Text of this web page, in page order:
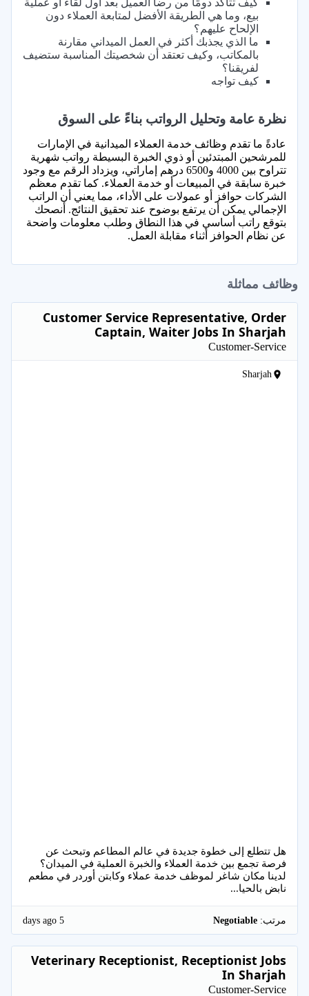
كيف تتأكد دومًا من رضا العميل بعد أول لقاء أو عملية
بيع، وما هي الطريقة الأفضل لمتابعة العملاء دون
الإلحاح عليهم؟
ما الذي يجذبك أكثر في العمل الميداني مقارنة
بالمكاتب، وكيف تعتقد أن شخصيتك المناسبة ستضيف
لفريقنا؟
كيف تواجه
نظرة عامة وتحليل الرواتب بناءً على السوق
عادةً ما تقدم وظائف خدمة العملاء الميدانية في الإمارات
للمرشحين المبتدئين أو ذوي الخبرة البسيطة رواتب شهرية
تتراوح بين 4000 و6500 درهم إماراتي، ويزداد الرقم مع وجود
خبرة سابقة في المبيعات أو خدمة العملاء. كما تقدم معظم
الشركات حوافز أو عمولات على الأداء، مما يعني أن الراتب
الإجمالي يمكن أن يرتفع بوضوح عند تحقيق النتائج. أنصحك
بتوقع راتب أساسي في هذا النطاق وطلب معلومات واضحة
عن نظام الحوافز أثناء مقابلة العمل.
وظائف مماثلة
Customer Service Representative, Order
Captain, Waiter Jobs In Sharjah
Customer-Service
Sharjah
هل تتطلع إلى خطوة جديدة في عالم المطاعم وتبحث عن
فرصة تجمع بين خدمة العملاء والخبرة العملية في الميدان؟
لدينا مكان شاغر لموظف خدمة عملاء وكابتن أوردر في مطعم
نابض بالحيا...
مرتب: 5 days ago
Veterinary Receptionist, Receptionist Jobs
In Sharjah
Customer-Service